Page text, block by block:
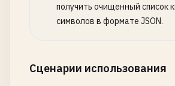
получить очищенный список
символов в формате JSON.
Сценарии использования